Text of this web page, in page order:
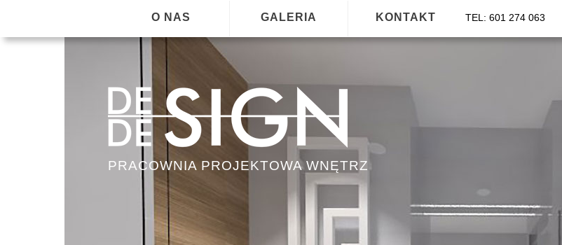
KONTAKT
GALERIA
O NAS TEL: 601 274 063
PRACOWNIA PROJEKTOWA WNĘTRZ